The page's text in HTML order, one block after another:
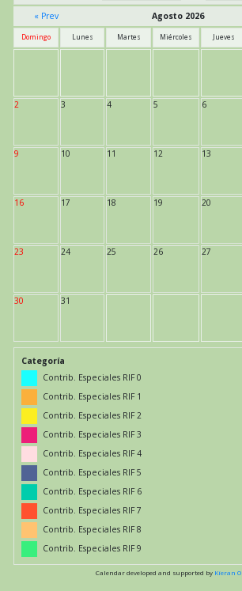
« Prev Agosto 2026
Domingo Lunes Martes Miércoles Jueves
2 3 4 5 6
9 10 11 12 13
16 17 18 19 20
23 24 25 26 27
30 31
Categoría
Contrib. Especiales RIF 0
Contrib. Especiales RIF 1
Contrib. Especiales RIF 2
Contrib. Especiales RIF 3
Contrib. Especiales RIF 4
Contrib. Especiales RIF 5
Contrib. Especiales RIF 6
Contrib. Especiales RIF 7
Contrib. Especiales RIF 8
Contrib. Especiales RIF 9
Calendar developed and supported by Kieran